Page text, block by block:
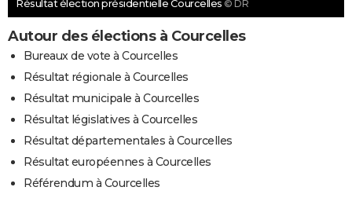
Résultat élection présidentielle Courcelles © DR
Autour des élections à Courcelles
Bureaux de vote à Courcelles
Résultat régionale à Courcelles
Résultat municipale à Courcelles
Résultat législatives à Courcelles
Résultat départementales à Courcelles
Résultat européennes à Courcelles
Référendum à Courcelles